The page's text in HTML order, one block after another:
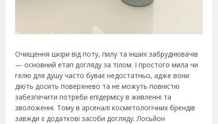
Очищення шкіри від поту, пилу та інших забруднювачів
— основний етап догляду за тілом. І простого мила чи
гелю для душу часто буває недостатньо, адже вони
діють досить поверхнево та не можуть повністю
забезпечити потреби епідермісу в живленні та
зволоженні. Тому в арсеналі косметологічних брендів
завжди є додаткові засоби догляду. Лосьйон